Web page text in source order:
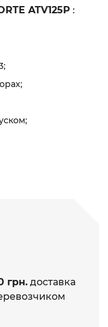
грн. доставка
ATV125P :